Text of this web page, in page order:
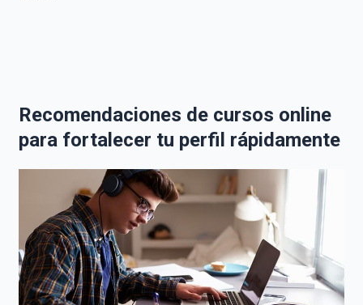
Recomendaciones de cursos online
para fortalecer tu perfil rápidamente